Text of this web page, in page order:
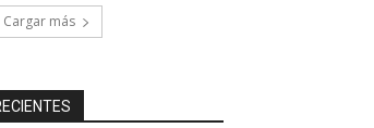
Cargar más